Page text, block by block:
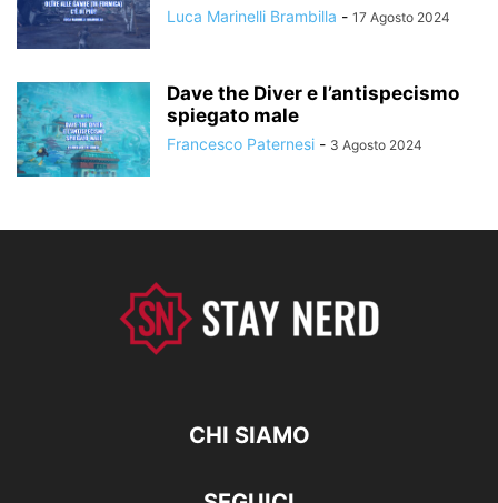
Luca Marinelli Brambilla - 17 Agosto 2024
Dave the Diver e l’antispecismo
spiegato male
Francesco Paternesi - 3 Agosto 2024
CHI SIAMO